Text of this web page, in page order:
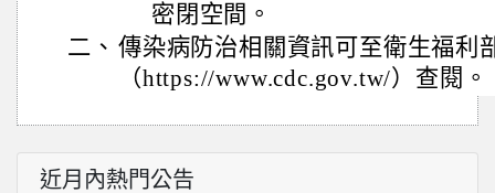
密閉空間。
二、 傳染病防治相關資訊可至衛生福利
（https://www.cdc.gov.tw/）查閱。
近月內熱門公告